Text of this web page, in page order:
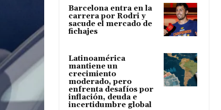
Barcelona entra en la
carrera por Rodri y
sacude el mercado de
fichajes
Latinoamérica
mantiene un
crecimiento
moderado, pero
enfrenta desafíos por
inflación, deuda e
incertidumbre global